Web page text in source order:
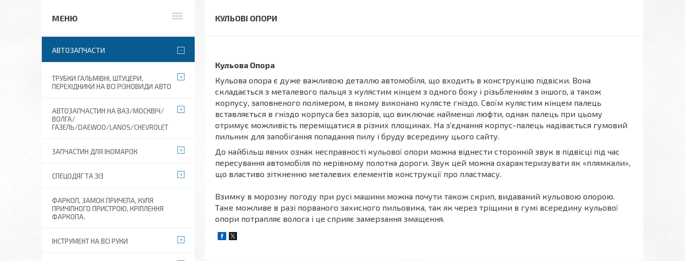
КУЛЬОВІ ОПОРИ
Кульова Опора
Кульова опора є дуже важливою деталлю автомобіля, що входить в конструкцію підвіски. Вона
складається з металевого пальця з кулястим кінцем з одного боку і різьбленням з іншого, а також
корпусу, заповненого полімером, в якому виконано кулясте гніздо. Своїм кулястим кінцем палець
вставляється в гніздо корпуса без зазорів, що виключає найменші люфти, однак палець при цьому
отримує можливість переміщатися в різних площинах. На з'єднання корпус-палець надівається гумовий
пильник для запобігання попадання пилу і бруду всередину цього сайту.
До найбільш явних ознак несправності кульової опори можна віднести сторонній звук в підвісці під час
пересування автомобіля по нерівному полотна дороги. Звук цей можна охарактеризувати як «плямкали»,
що властиво зіткненню металевих елементів конструкції про пластмасу.
Взимку в морозну погоду при русі машини можна почути також скрип, видаваний кульовою опорою.
Таке можливе в разі порваного захисного пильовика, так як через тріщини в гумі всередину кульової
опори потрапляє волога і це сприяє замерзання змащення.
АВТОЗАПЧАСТИ
ТРУБКИ ГАЛЬМІВНІ, ШТУЦЕРИ,
ПЕРЕХІДНИКИ НА ВСІ РІЗНОВИДИ АВТО
АВТОЗАПЧАСТИН НА ВАЗ/МОСКВІЧ/
ВОЛГА/
ГАЗЕЛЬ/DAEWOO/LANOS/CHEVROLET
ЗАПЧАСТИН ДЛЯ ІНОМАРОК
СПЕЦОДЯГ ТА ЗІЗ
ФАРКОП, ЗАМОК ПРИЧЕПА, КУЛЯ
ПРИЧІПНОГО ПРИСТРОЮ, КРІПЛЕННЯ
ФАРКОПА.
ІНСТРУМЕНТ НА ВСІ РУКИ